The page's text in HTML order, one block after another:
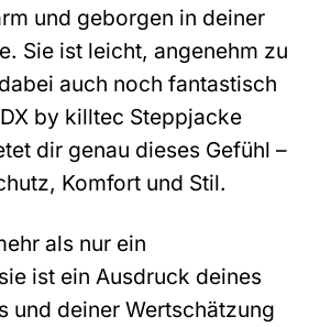
und geborgen in deiner
Sie ist leicht, angenehm zu
auch noch fantastisch
by killtec Steppjacke
dir genau dieses Gefühl –
Komfort und Stil.
als nur ein
ist ein Ausdruck deines
und deiner Wertschätzung